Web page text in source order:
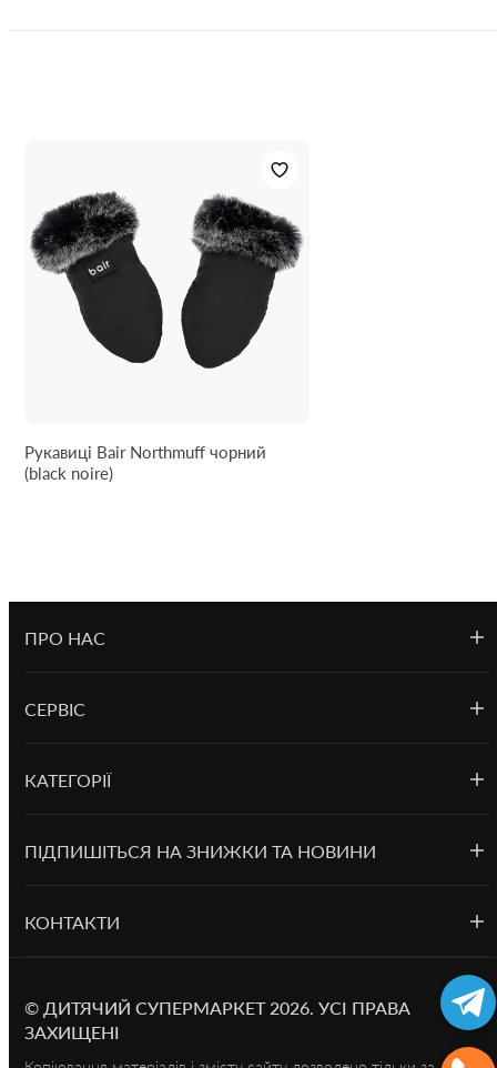
Рукавиці Bair Northmuff чорний
(black noire)
ПРО НАС
СЕРВІС
КАТЕГОРІЇ
ПІДПИШІТЬСЯ НА ЗНИЖКИ ТА НОВИНИ
КОНТАКТИ
© ДИТЯЧИЙ СУПЕРМАРКЕТ2026. УСІ ПРАВА
ЗАХИЩЕНІ